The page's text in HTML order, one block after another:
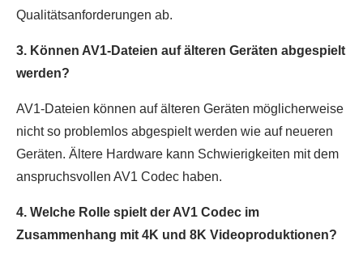
Qualitätsanforderungen ab.
3. Können AV1-Dateien auf älteren Geräten abgespielt
werden?
AV1-Dateien können auf älteren Geräten möglicherweise
nicht so problemlos abgespielt werden wie auf neueren
Geräten. Ältere Hardware kann Schwierigkeiten mit dem
anspruchsvollen AV1 Codec haben.
4. Welche Rolle spielt der AV1 Codec im
Zusammenhang mit 4K und 8K Videoproduktionen?